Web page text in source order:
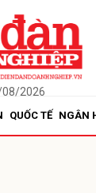
2026
QUỐC TẾ NGÂN